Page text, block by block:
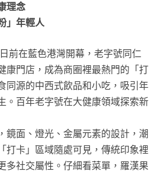
理念
」年輕人
前在藍色港灣開幕，老字號同仁
康門店，成為商圈裡最熱門的「打
同源的中西式飲品和小吃，吸引年
。百年老字號在大健康領域探索新
鏡面、燈光、金屬元素的設計，潮
打卡」區域隨處可見，傳統印象裡
多社交屬性。仔細看菜單，羅漢果